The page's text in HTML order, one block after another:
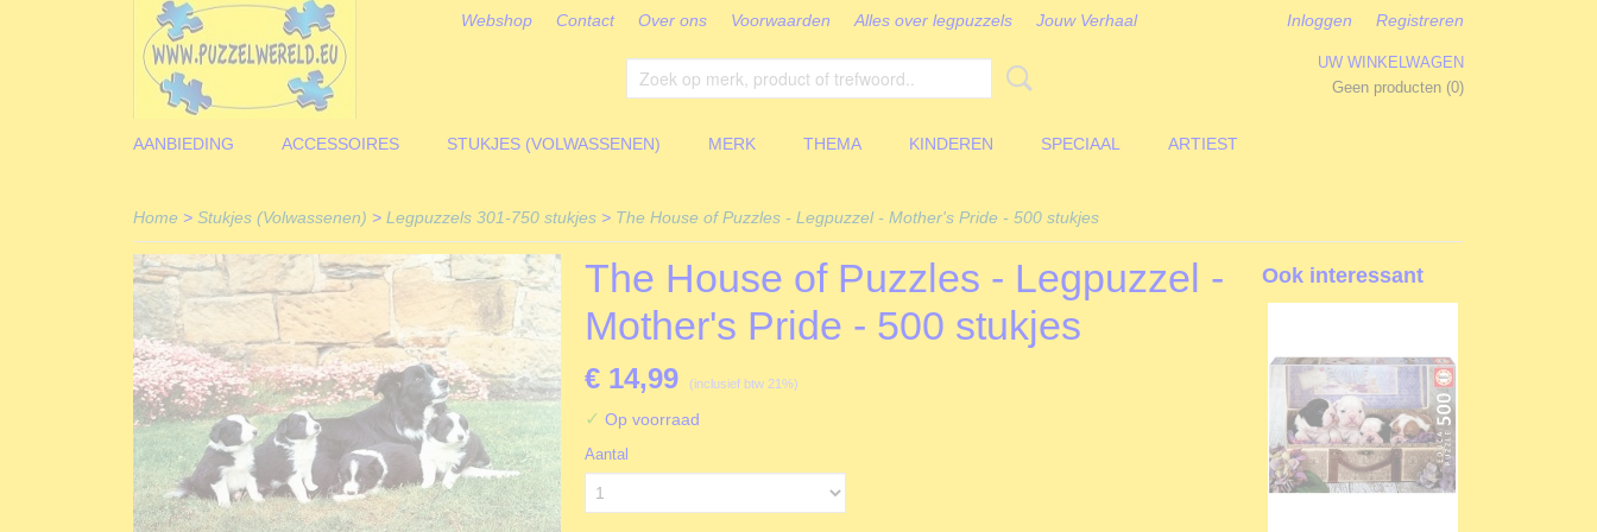
Webshop Contact Over ons Voorwaarden Alles over legpuzzels Jouw Verhaal Inloggen Registreren
UW WINKELWAGEN
Geen producten (0)
AANBIEDING ACCESSOIRES STUKJES (VOLWASSENEN) MERK THEMA KINDEREN SPECIAAL ARTIEST
Home > Stukjes (Volwassenen) > Legpuzzels 301-750 stukjes > The House of Puzzles - Legpuzzel - Mother's Pride - 500 stukjes
The House of Puzzles - Legpuzzel -
Mother's Pride - 500 stukjes
€ 14,99 (inclusief btw 21%)
✓ Op voorraad
Aantal
Ook interessant